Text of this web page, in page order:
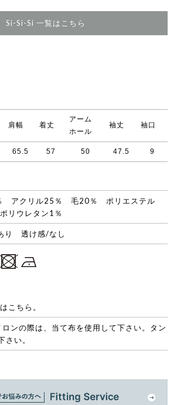
Si-Si-Si 一覧はこちら
肩幅 着丈
アーム
ホール
袖丈 袖口
65.5 57 50 47.5 9
アクリル25％ 毛20％ ポリエステル
リウレタン1％
り 透け感/なし
こちら。
ンの際は、当て布を使用して下さい。タン
さい。